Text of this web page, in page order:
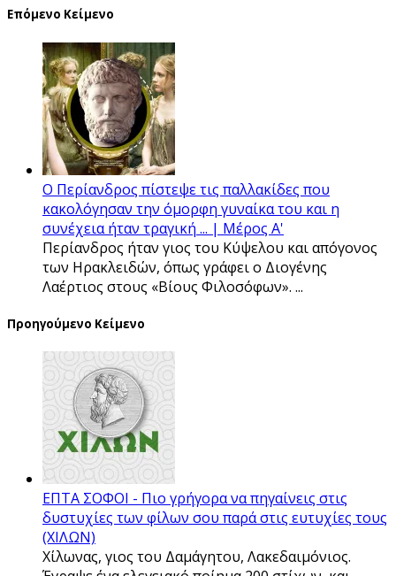
Επόμενο Κείμενο
Ο Περίανδρος πίστεψε τις παλλακίδες που
κακολόγησαν την όμορφη γυναίκα του και η
συνέχεια ήταν τραγική ... | Μέρος Α'
Περίανδρος ήταν γιος του Κύψελου και απόγονος
των Ηρακλειδών, όπως γράφει ο Διογένης
Λαέρτιος στους «Βίους Φιλοσόφων». ...
Προηγούμενο Κείμενο
ΕΠΤΑ ΣΟΦΟΙ - Πιο γρήγορα να πηγαίνεις στις
δυστυχίες των φίλων σου παρά στις ευτυχίες τους
(ΧΙΛΩΝ)
Χίλωνας, γιος του Δαμάγητου, Λακεδαιμόνιος.